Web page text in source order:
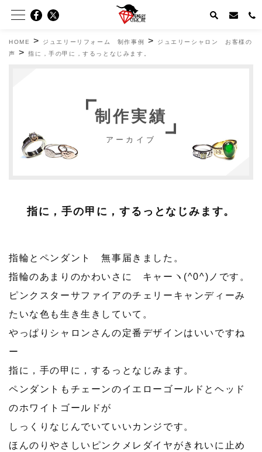
HOME > ジュエリーリフォーム 制作事例 >
ジュエリーシャロン お客様の
声
>指に，手の甲に，するっとなじみます。
制作実績
アーカイブ
指に，手の甲に，するっとなじみます。
指輪とペンダント 無事届きました。
指輪のあまりのかわいさに キャーヽ(^0^)ノです。
ピンクスターサファイアのチェリーキャンディーみ
たいな色も生き生きしていて。
やっぱりシャロンさんの定番デザインはいいですね
ー
指に，手の甲に，するっとなじみます。
ペンダントもチェーンのイエローゴールドとヘッド
のホワイトゴールドが
しっくりなじんでいていいカンジです。
ほんのりやさしいピンクメレダイヤがきれいに止め